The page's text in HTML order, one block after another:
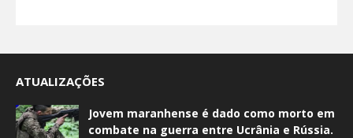
ATUALIZAÇÕES
Jovem maranhense é dado como morto em
combate na guerra entre Ucrânia e Rússia.